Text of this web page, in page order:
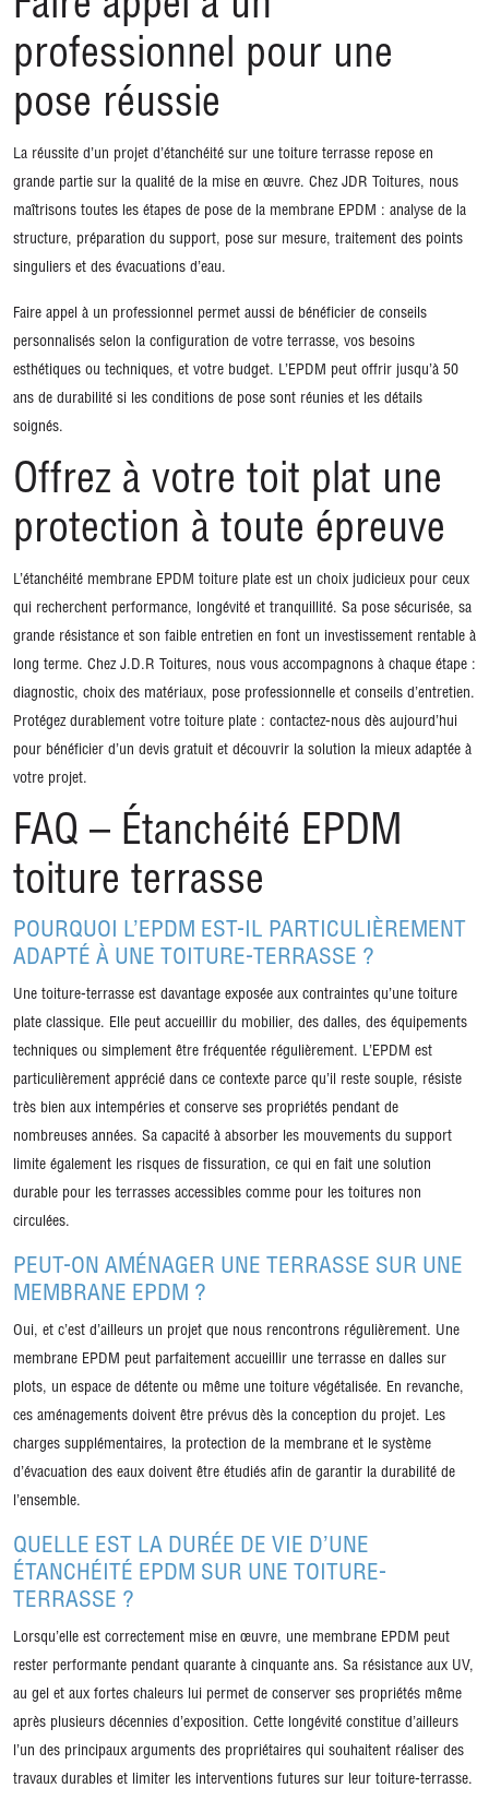
professionnel pour une
pose réussie
La réussite d’un projet d’étanchéité sur une toiture terrasse repose en
grande partie sur la qualité de la mise en œuvre. Chez JDR Toitures, nous
maîtrisons toutes les étapes de pose de la membrane EPDM : analyse de la
structure, préparation du support, pose sur mesure, traitement des points
singuliers et des évacuations d’eau.
Faire appel à un professionnel permet aussi de bénéficier de conseils
personnalisés selon la configuration de votre terrasse, vos besoins
esthétiques ou techniques, et votre budget. L’EPDM peut offrir jusqu’à 50
ans de durabilité si les conditions de pose sont réunies et les détails
soignés.
Offrez à votre toit plat une
protection à toute épreuve
L’étanchéité membrane EPDM toiture plate est un choix judicieux pour ceux
qui recherchent performance, longévité et tranquillité. Sa pose sécurisée, sa
grande résistance et son faible entretien en font un investissement rentable à
long terme. Chez J.D.R Toitures, nous vous accompagnons à chaque étape :
diagnostic, choix des matériaux, pose professionnelle et conseils d’entretien.
Protégez durablement votre toiture plate : contactez-nous dès aujourd’hui
pour bénéficier d’un devis gratuit et découvrir la solution la mieux adaptée à
votre projet.
FAQ – Étanchéité EPDM
toiture terrasse
POURQUOI L’EPDM EST-IL PARTICULIÈREMENT
ADAPTÉ À UNE TOITURE-TERRASSE ?
Une toiture-terrasse est davantage exposée aux contraintes qu’une toiture
plate classique. Elle peut accueillir du mobilier, des dalles, des équipements
techniques ou simplement être fréquentée régulièrement. L’EPDM est
particulièrement apprécié dans ce contexte parce qu’il reste souple, résiste
très bien aux intempéries et conserve ses propriétés pendant de
nombreuses années. Sa capacité à absorber les mouvements du support
limite également les risques de fissuration, ce qui en fait une solution
durable pour les terrasses accessibles comme pour les toitures non
circulées.
PEUT-ON AMÉNAGER UNE TERRASSE SUR UNE
MEMBRANE EPDM ?
Oui, et c’est d’ailleurs un projet que nous rencontrons régulièrement. Une
membrane EPDM peut parfaitement accueillir une terrasse en dalles sur
plots, un espace de détente ou même une toiture végétalisée. En revanche,
ces aménagements doivent être prévus dès la conception du projet. Les
charges supplémentaires, la protection de la membrane et le système
d’évacuation des eaux doivent être étudiés afin de garantir la durabilité de
l’ensemble.
QUELLE EST LA DURÉE DE VIE D’UNE
ÉTANCHÉITÉ EPDM SUR UNE TOITURE-
TERRASSE ?
Lorsqu’elle est correctement mise en œuvre, une membrane EPDM peut
rester performante pendant quarante à cinquante ans. Sa résistance aux UV,
au gel et aux fortes chaleurs lui permet de conserver ses propriétés même
après plusieurs décennies d’exposition. Cette longévité constitue d’ailleurs
l’un des principaux arguments des propriétaires qui souhaitent réaliser des
travaux durables et limiter les interventions futures sur leur toiture-terrasse.